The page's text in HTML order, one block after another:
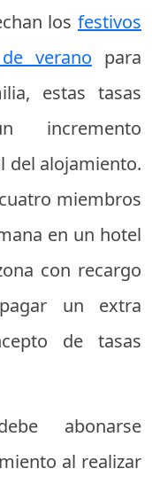
los festivos
verano para
estas tasas
incremento
del alojamiento.
miembros
en un hotel
con recargo
un extra
de tasas
abonarse
al realizar